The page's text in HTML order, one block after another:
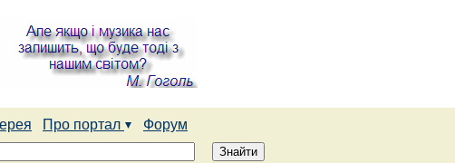
Про портал
Форум